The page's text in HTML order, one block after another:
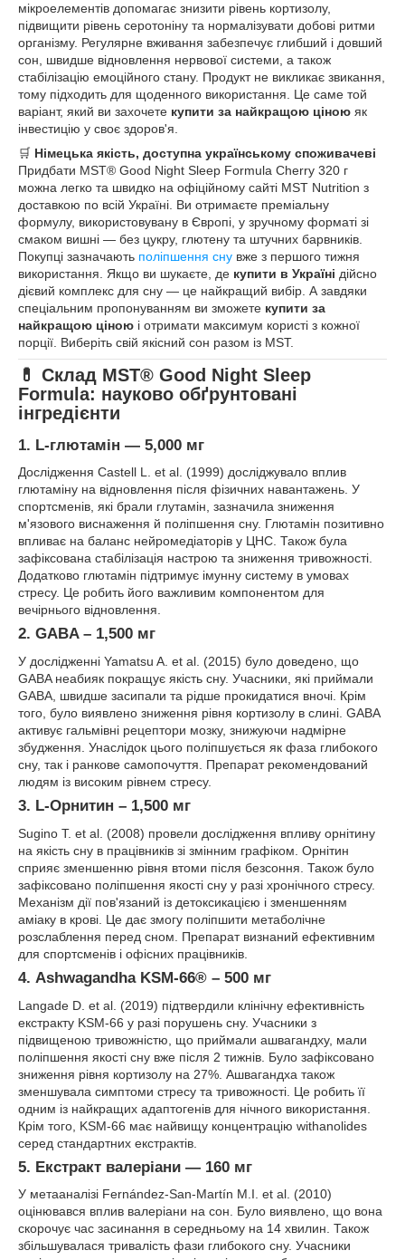
мікроелементів допомагає знизити рівень кортизолу,
підвищити рівень серотоніну та нормалізувати добові ритми
організму. Регулярне вживання забезпечує глибший і довший
сон, швидше відновлення нервової системи, а також
стабілізацію емоційного стану. Продукт не викликає звикання,
тому підходить для щоденного використання. Це саме той
варіант, який ви захочете купити за найкращою ціною як
інвестицію у своє здоров'я.
🛒 Німецька якість, доступна українському споживачеві
Придбати MST® Good Night Sleep Formula Cherry 320 г
можна легко та швидко на офіційному сайті MST Nutrition з
доставкою по всій Україні. Ви отримаєте преміальну
формулу, використовувану в Європі, у зручному форматі зі
смаком вишні — без цукру, глютену та штучних барвників.
Покупці зазначають поліпшення сну вже з першого тижня
використання. Якщо ви шукаєте, де купити в Україні дійсно
дієвий комплекс для сну — це найкращий вибір. А завдяки
спеціальним пропонуванням ви зможете купити за
найкращою ціною і отримати максимум користі з кожної
порції. Виберіть свій якісний сон разом із MST.
💊 Склад MST® Good Night Sleep
Formula: науково обґрунтовані
інгредієнти
1. L-глютамін — 5,000 мг
Дослідження Castell L. et al. (1999) досліджувало вплив
глютаміну на відновлення після фізичних навантажень. У
спортсменів, які брали глутамін, зазначила зниження
м'язового виснаження й поліпшення сну. Глютамін позитивно
впливає на баланс нейромедіаторів у ЦНС. Також була
зафіксована стабілізація настрою та зниження тривожності.
Додатково глютамін підтримує імунну систему в умовах
стресу. Це робить його важливим компонентом для
вечірнього відновлення.
2. GABA – 1,500 мг
У дослідженні Yamatsu A. et al. (2015) було доведено, що
GABA неабияк покращує якість сну. Учасники, які приймали
GABA, швидше засипали та рідше прокидатися вночі. Крім
того, було виявлено зниження рівня кортизолу в слині. GABA
активує гальмівні рецептори мозку, знижуючи надмірне
збудження. Унаслідок цього поліпшується як фаза глибокого
сну, так і ранкове самопочуття. Препарат рекомендований
людям із високим рівнем стресу.
3. L-Орнитин – 1,500 мг
Sugino T. et al. (2008) провели дослідження впливу орнітину
на якість сну в працівників зі змінним графіком. Орнітин
сприяє зменшенню рівня втоми після безсоння. Також було
зафіксовано поліпшення якості сну у разі хронічного стресу.
Механізм дії пов'язаний із детоксикацією і зменшенням
аміаку в крові. Це дає змогу поліпшити метаболічне
розслаблення перед сном. Препарат визнаний ефективним
для спортсменів і офісних працівників.
4. Ashwagandha KSM-66® – 500 мг
Langade D. et al. (2019) підтвердили клінічну ефективність
екстракту KSM-66 у разі порушень сну. Учасники з
підвищеною тривожністю, що приймали ашвагандху, мали
поліпшення якості сну вже після 2 тижнів. Було зафіксовано
зниження рівня кортизолу на 27%. Ашвагандха також
зменшувала симптоми стресу та тривожності. Це робить її
одним із найкращих адаптогенів для нічного використання.
Крім того, KSM-66 має найвищу концентрацію withanolides
серед стандартних екстрактів.
5. Екстракт валеріани — 160 мг
У метааналізі Fernández-San-Martín M.I. et al. (2010)
оцінювався вплив валеріани на сон. Було виявлено, що вона
скорочує час засинання в середньому на 14 хвилин. Також
збільшувалася тривалість фази глибокого сну. Учасники